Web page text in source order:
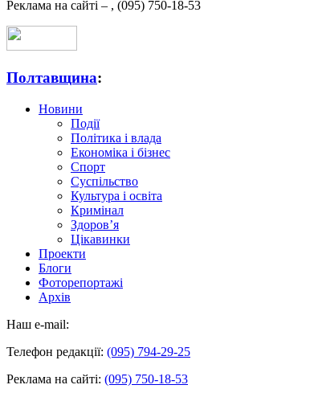
Реклама на сайті – , (095) 750-18-53
Полтавщина:
Новини
Події
Політика і влада
Економіка і бізнес
Спорт
Суспільство
Культура і освіта
Кримінал
Здоров’я
Цікавинки
Проекти
Блоги
Фоторепортажі
Архів
Наш e-mail:
Телефон редакції: (095) 794-29-25
Реклама на сайті: (095) 750-18-53